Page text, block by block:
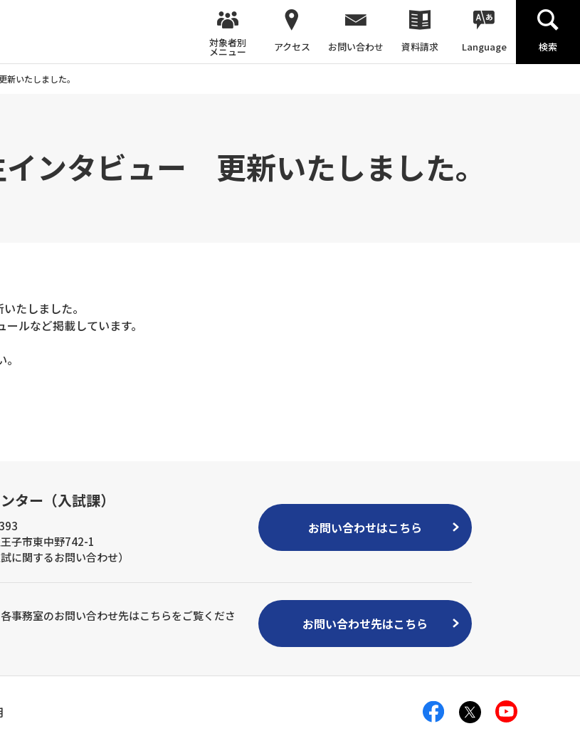
対象者別
メニュー アクセス お問い合わせ 資料請求 Language 検索
いたしました。
ンタビュー 更新いたしました。
たしました。
ルなど掲載しています。
ター（入試課）
子市東中野742-1
試に関するお問い合わせ）
お問い合わせはこちら
事務室のお問い合わせ先はこちらをご覧くださ
お問い合わせ先はこちら